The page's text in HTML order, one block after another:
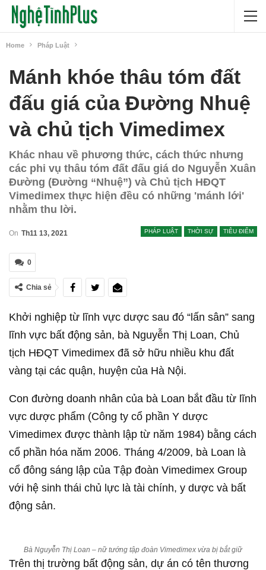
Home Pháp Luật
Mánh khóe thâu tóm đất
đấu giá của Đường Nhuệ
và chủ tịch Vimedimex
Khác nhau về phương thức, cách thức nhưng
các phi vụ thâu tóm đất đấu giá do Nguyễn Xuân
Đường (Đường “Nhuệ”) và Chủ tịch HĐQT
Vimedimex thực hiện đều có những 'mánh lới'
nhằm thu lời.
PHÁP LUẬT THỜI SỰ TIÊU ĐIỂM
On Th11 13, 2021
0
Chia sẻ
Khởi nghiệp từ lĩnh vực dược sau đó “lấn sân” sang
lĩnh vực bất động sản, bà Nguyễn Thị Loan, Chủ
tịch HĐQT Vimedimex đã sở hữu nhiều khu đất
vàng tại các quận, huyện của Hà Nội.
Con đường doanh nhân của bà Loan bắt đầu từ lĩnh
vực dược phẩm (Công ty cổ phần Y dược
Vimedimex được thành lập từ năm 1984) bằng cách
cổ phần hóa năm 2006. Tháng 4/2009, bà Loan là
cổ đông sáng lập của Tập đoàn Vimedimex Group
với hệ sinh thái chủ lực là tài chính, y dược và bất
động sản.
Bà Nguyễn Thị Loan – nữ tướng tập đoàn Vimedimex vừa bị bắt giữ
Trên thị trường bất động sản, dự án có tên thương